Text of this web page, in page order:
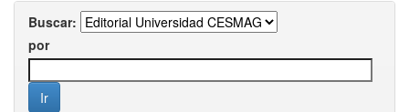
Buscar:
por